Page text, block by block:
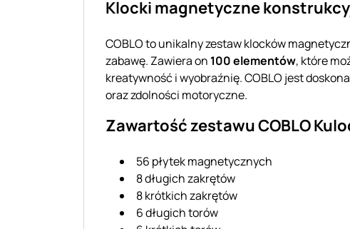
Klocki magnetyczne
COBLO to unikalny zestaw klocków
zabawę. Zawiera on 100 elementów, które
kreatywność i wyobraźnię. COBLO jest
oraz zdolności motoryczne.
Zawartość zestawu COBLO
56 płytek magnetycznych
8 długich zakrętów
8 krótkich zakrętów
6 długich torów